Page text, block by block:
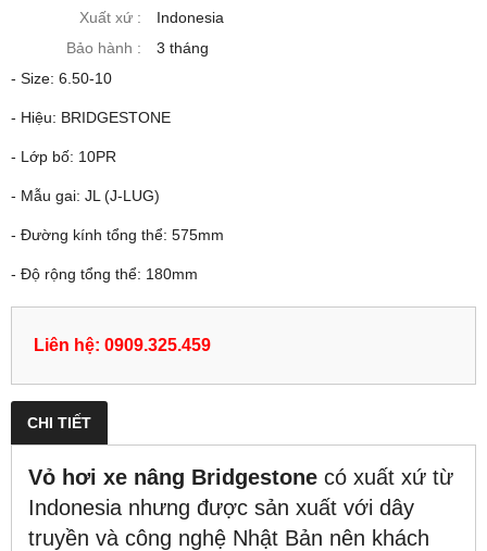
Xuất xứ :
Indonesia
Bảo hành :
3 tháng
- Size: 6.50-10
- Hiệu: BRIDGESTONE
- Lớp bố: 10PR
- Mẫu gai: JL (J-LUG)
- Đường kính tổng thể: 575mm
- Độ rộng tổng thể: 180mm
Liên hệ: 0909.325.459
CHI TIẾT
Vỏ hơi xe nâng Bridgestone có xuất xứ từ
Indonesia nhưng được sản xuất với dây
truyền và công nghệ Nhật Bản nên khách